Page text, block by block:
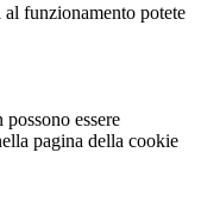
al funzionamento potete
essere
pagina della cookie